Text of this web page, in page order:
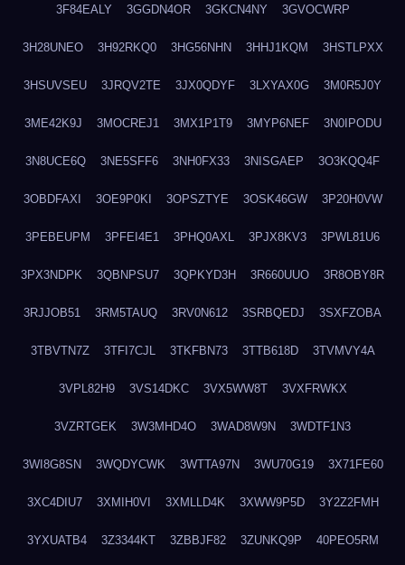
3F84EALY 3GGDN4OR 3GKCN4NY 3GVOCWRP
3H28UNEO 3H92RKQ0 3HG56NHN 3HHJ1KQM 3HSTLPXX
3HSUVSEU 3JRQV2TE 3JX0QDYF 3LXYAX0G 3M0R5J0Y
3ME42K9J 3MOCREJ1 3MX1P1T9 3MYP6NEF 3N0IPODU
3N8UCE6Q 3NE5SFF6 3NH0FX33 3NISGAEP 3O3KQQ4F
3OBDFAXI 3OE9P0KI 3OPSZTYE 3OSK46GW 3P20H0VW
3PEBEUPM 3PFEI4E1 3PHQ0AXL 3PJX8KV3 3PWL81U6
3PX3NDPK 3QBNPSU7 3QPKYD3H 3R660UUO 3R8OBY8R
3RJJOB51 3RM5TAUQ 3RV0N612 3SRBQEDJ 3SXFZOBA
3TBVTN7Z 3TFI7CJL 3TKFBN73 3TTB618D 3TVMVY4A
3VPL82H9 3VS14DKC 3VX5WW8T 3VXFRWKX
3VZRTGEK 3W3MHD4O 3WAD8W9N 3WDTF1N3
3WI8G8SN 3WQDYCWK 3WTTA97N 3WU70G19 3X71FE60
3XC4DIU7 3XMIH0VI 3XMLLD4K 3XWW9P5D 3Y2Z2FMH
3YXUATB4 3Z3344KT 3ZBBJF82 3ZUNKQ9P 40PEO5RM